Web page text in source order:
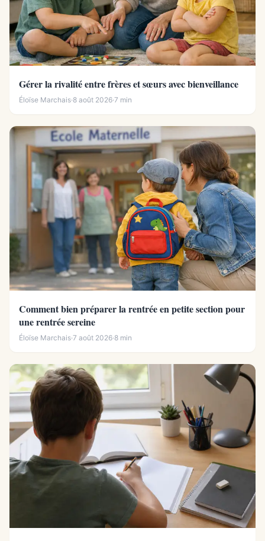
Gérer la rivalité entre frères et sœurs avec bienveillance
Éloïse Marchais·8 août 2026·7 min
Comment bien préparer la rentrée en petite section pour
une rentrée sereine
Éloïse Marchais·7 août 2026·8 min